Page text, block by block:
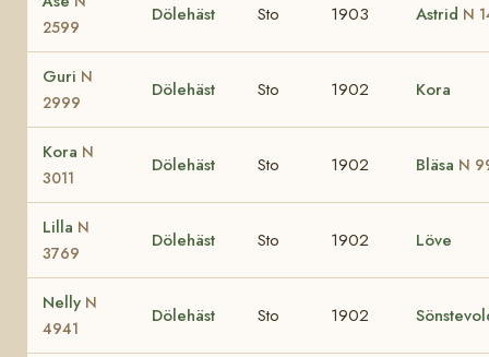
2599
Dölehäst Sto 1903 Astrid N
Guri N
2999
Dölehäst Sto 1902 Kora
Kora N
3011
Dölehäst Sto 1902 Bläsa N
Lilla N
3769
Dölehäst Sto 1902 Löve
Nelly N
4941
Dölehäst Sto 1902